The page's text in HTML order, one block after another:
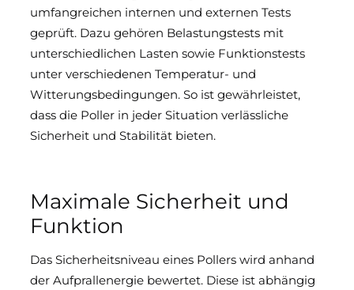
umfangreichen internen und externen Tests
geprüft. Dazu gehören Belastungstests mit
unterschiedlichen Lasten sowie Funktionstests
unter verschiedenen Temperatur- und
Witterungsbedingungen. So ist gewährleistet,
dass die Poller in jeder Situation verlässliche
Sicherheit und Stabilität bieten.
Maximale Sicherheit und
Funktion
Das Sicherheitsniveau eines Pollers wird anhand
der Aufprallenergie bewertet. Diese ist abhängig